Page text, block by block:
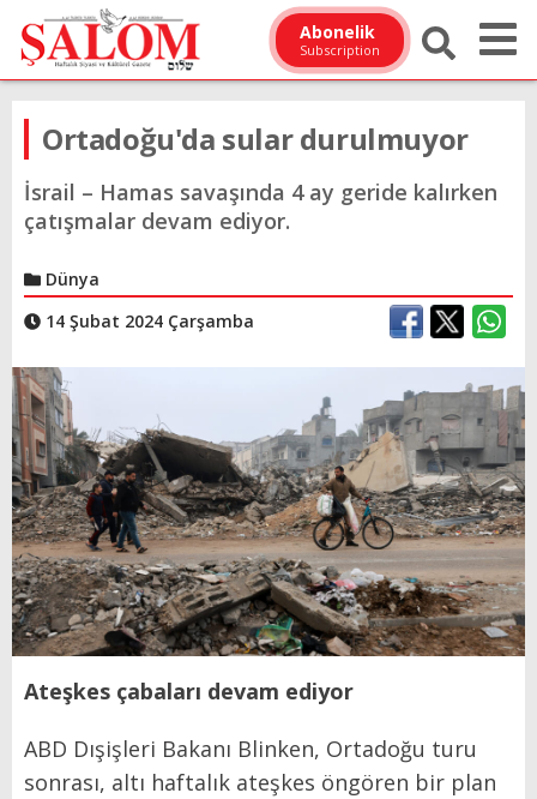
Abonelik
Subscription
Ortadoğu'da sular durulmuyor
İsrail – Hamas savaşında 4 ay geride kalırken
çatışmalar devam ediyor.
Dünya
14 Şubat 2024 Çarşamba
Ateşkes çabaları devam ediyor
ABD Dışişleri Bakanı Blinken, Ortadoğu turu
sonrası, altı haftalık ateşkes öngören bir plan